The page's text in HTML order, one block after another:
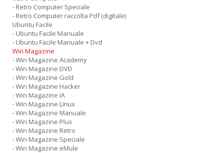
- Retro Computer Speciale
- Retro Computer raccolta Pdf (digitale)
Ubuntu Facile
- Ubuntu Facile Manuale
- Ubuntu Facile Manuale + Dvd
Win Magazine
- Win Magazine Academy
- Win Magazine DVD
- Win Magazine Gold
- Win Magazine Hacker
- Win Magazine IA
- Win Magazine Linux
- Win Magazine Manuale
- Win Magazine Plus
- Win Magazine Retro
- Win Magazine Speciale
- Win Magazine eMule